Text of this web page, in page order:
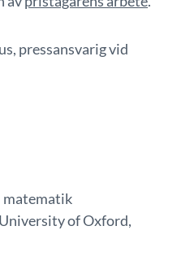
pressansvarig vid
matematik
of Oxford,